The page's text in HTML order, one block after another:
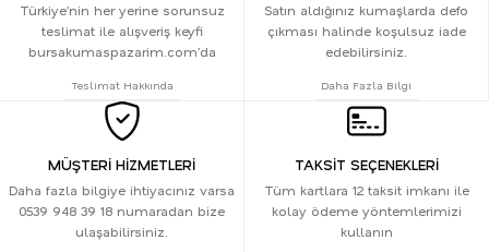
Türkiye’nin her yerine sorunsuz
teslimat ile alışveriş keyfi
bursakumaspazarim.com’da
Teslimat Hakkında
Satın aldığınız kumaşlarda defo
çıkması halinde koşulsuz iade
edebilirsiniz.
Daha Fazla Bilgi
MÜŞTERİ HİZMETLERİ
Daha fazla bilgiye ihtiyacınız varsa
0539 948 39 18 numaradan bize
ulaşabilirsiniz.
TAKSİT SEÇENEKLERİ
Tüm kartlara 12 taksit imkanı ile
kolay ödeme yöntemlerimizi
kullanın